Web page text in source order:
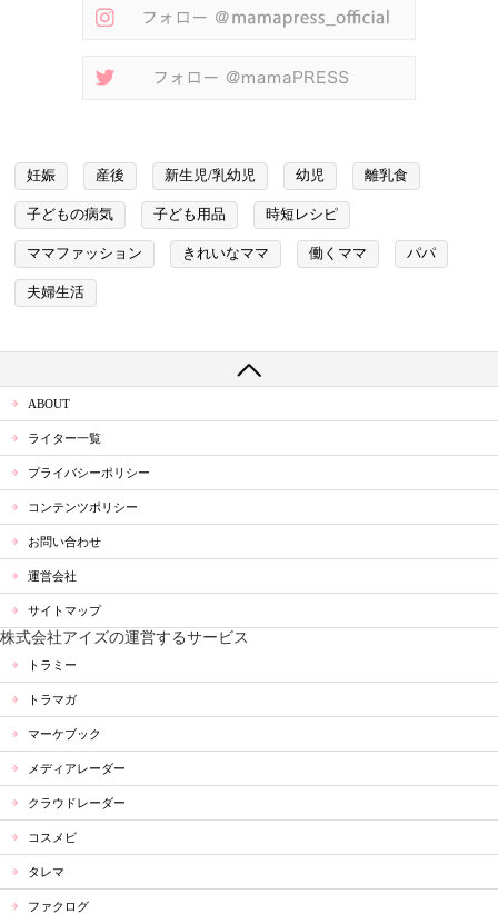
妊娠 産後 新生児/乳幼児 幼児 離乳食
子どもの病気 子ども用品 時短レシピ
ママファッション きれいなママ 働くママ パパ
夫婦生活
ABOUT
ライター一覧
プライバシーポリシー
コンテンツポリシー
お問い合わせ
運営会社
サイトマップ
株式会社アイズの運営するサービス
トラミー
トラマガ
マーケブック
メディアレーダー
クラウドレーダー
コスメビ
タレマ
ファクログ